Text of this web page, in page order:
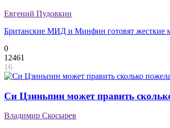
Евгений Пудовкин
Британские МИД и Минфин готовят жесткие
0
12461
16
Си Цзиньпин может править
Владимир Скосырев